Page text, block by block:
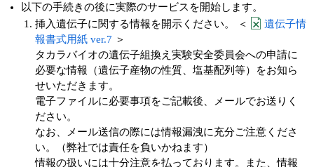
以下の手続きの後に実際のサービスを開始します。
挿入遺伝子に関する情報を開示ください。 ＜
遺伝子情
報書式用紙 ver.7 ＞
タカラバイオの遺伝子組換え実験安全委員会への申請に
必要な情報（遺伝子産物の性質、塩基配列等）をお知ら
せいただきます。
電子ファイルに必要事項をご記載後、メールでお送りく
ださい。
なお、メール送信の際には情報漏洩に充分ご注意くださ
い。（弊社では責任を負いかねます）
情報の扱いには十分注意を払っております。また、情報